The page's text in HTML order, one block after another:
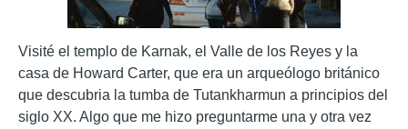
Visité el templo de Karnak, el Valle de los Reyes y la
casa de Howard Carter, que era un arqueólogo británico
que descubria la tumba de Tutankharmun a principios del
siglo XX. Algo que me hizo preguntarme una y otra vez